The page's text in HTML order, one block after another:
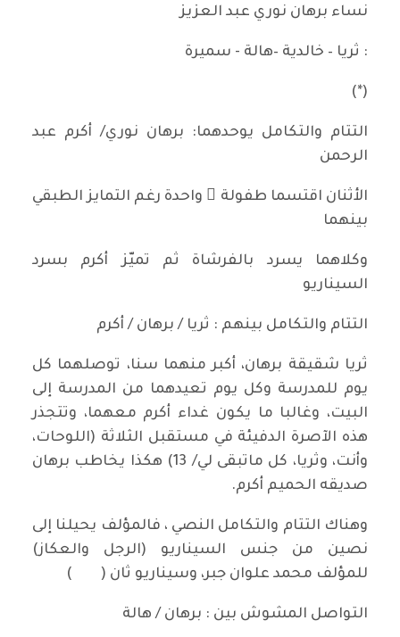
نساء برهان نوري عبد العزيز
: ثريا – خالدية –هالة - سميرة
(*)
التتام والتكامل يوحدهما: برهان نوري/ أكرم عبد
الرحمن
الأثنان اقتسما طفولة ً واحدة رغم التمايز الطبقي
بينهما
وكلاهما يسرد بالفرشاة ثم تميّز أكرم بسرد
السيناريو
التتام والتكامل بينهم : ثريا / برهان / أكرم
ثريا شقيقة برهان، أكبر منهما سنا، توصلهما كل
يوم للمدرسة وكل يوم تعيدهما من المدرسة إلى
البيت، وغالبا ما يكون غداء أكرم معهما، وتتجذر
هذه الآصرة الدفيئة في مستقبل الثلاثة (اللوحات،
وأنت، وثريا، كل ماتبقى لي/ 13) هكذا يخاطب برهان
صديقه الحميم أكرم.
وهناك التتام والتكامل النصي ، فالمؤلف يحيلنا إلى
نصين من جنس السيناريو (الرجل والعكاز)
للمؤلف محمد علوان جبر، وسيناريو ثان ( )
التواصل المشوش بين : برهان / هالة